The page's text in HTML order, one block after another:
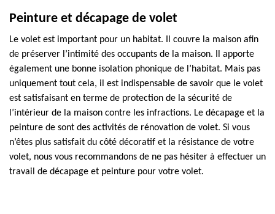
Peinture et décapage de volet
Le volet est important pour un habitat. Il couvre la maison afin
de préserver l’intimité des occupants de la maison. Il apporte
également une bonne isolation phonique de l’habitat. Mais pas
uniquement tout cela, il est indispensable de savoir que le volet
est satisfaisant en terme de protection de la sécurité de
l’intérieur de la maison contre les infractions. Le décapage et la
peinture de sont des activités de rénovation de volet. Si vous
n’êtes plus satisfait du côté décoratif et la résistance de votre
volet, nous vous recommandons de ne pas hésiter à effectuer un
travail de décapage et peinture pour votre volet.